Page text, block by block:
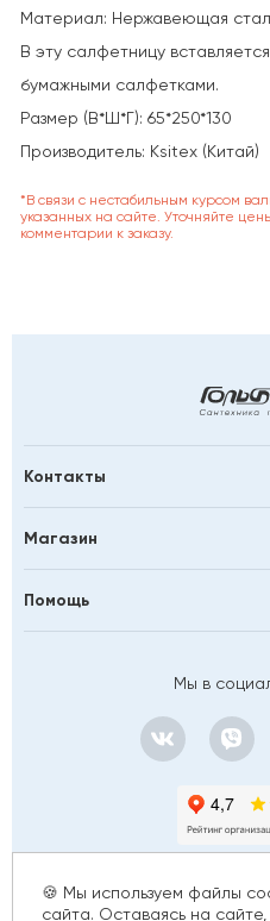
Материал: Нержавеющая
В эту салфетницу
бумажными салфетками.
Размер (В*Ш*Г): 65*250*130
Производитель: Ksitex (Китай)
*В связи с нестабильным курсом
указанных на сайте. Уточняйте
комментарии к заказу.
Контакты
Магазин
Помощь
Мы в
🍪 Мы используем файлы
сайта. Оставаясь на